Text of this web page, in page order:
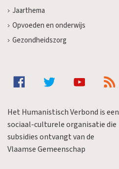
Jaarthema
Opvoeden en onderwijs
Gezondheidszorg
Het Humanistisch Verbond is een
sociaal-culturele organisatie die
subsidies ontvangt van de
Vlaamse Gemeenschap